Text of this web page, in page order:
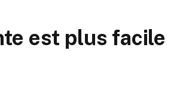
est plus facile